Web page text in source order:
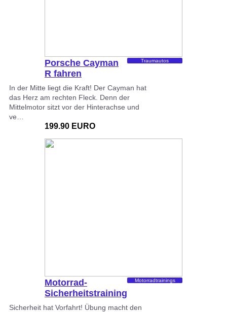
Porsche Cayman
R fahren
Traumautos
In der Mitte liegt die Kraft! Der Cayman hat
das Herz am rechten Fleck. Denn der
Mittelmotor sitzt vor der Hinterachse und
ve…
199.90 EURO
Motorrad-
Sicherheitstraining
auf der Straße
Motorradtrainings
Sicherheit hat Vorfahrt! Übung macht den